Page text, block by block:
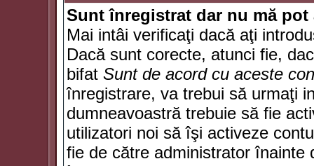
Sunt înregistrat dar nu mă
Mai intâi verificaţi dacă aţi
Dacă sunt corecte, atunci fie,
bifat Sunt de acord cu aceste
înregistrare, va trebui să urmaţi
dumneavoastră trebuie să fie
utilizatori noi să îşi activeze
fie de către administrator înainte